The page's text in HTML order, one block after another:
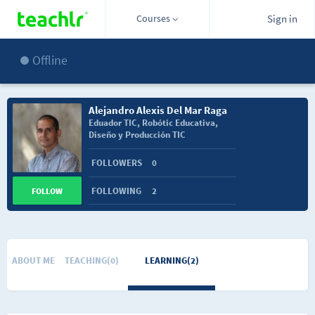
Courses Sign in
Offline
Alejandro Alexis Del Mar Raga
Eduador TIC, Robótic Educativa,
Diseño y Producción TIC
FOLLOWERS 0
FOLLOWING 2
FOLLOW
ABOUT ME TEACHING(0) LEARNING(2)